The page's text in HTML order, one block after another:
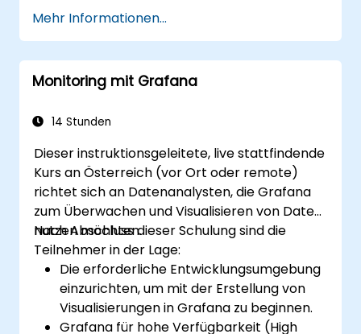
Grafana-Templating für dynamische und
wiederverwendbare Dashboards zu
nutzen.
Alerting-Mechanismen zu
Wahrnehmung zu verbessern.
Mehr Informationen...
Monitoring mit Grafana
14 Stunden
Dieser instruktionsgeleitete, live stattfindende
Kurs an Österreich (vor Ort oder remote)
richtet sich an Datenanalysten, die Grafana
zum Überwachen und Visualisieren von Daten
nutzen möchten.
Nach Abschluss dieser Schulung sind die
Teilnehmer in der Lage:
Die erforderliche Entwicklungsumgebung
einzurichten, um mit der Erstellung von
Visualisierungen in Grafana zu beginnen.
Grafana für hohe Verfügbarkeit (High